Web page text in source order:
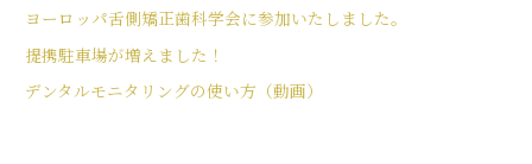
ヨーロッパ舌側矯正歯科学会に参加いたしました。
提携駐車場が増えました！
デンタルモニタリングの使い方（動画）